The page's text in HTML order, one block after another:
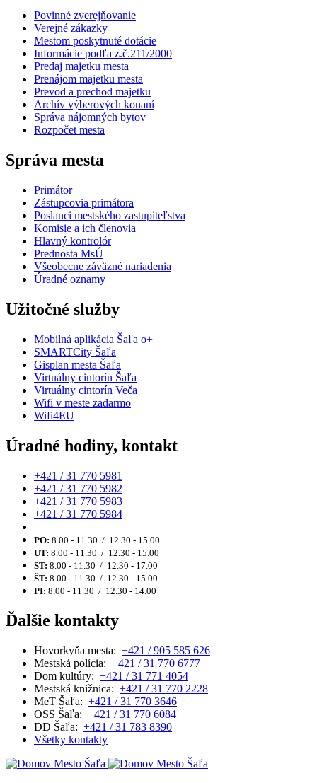
Povinné zverejňovanie
Verejné zákazky
Mestom poskytnuté dotácie
Informácie podľa z.č.211/2000
Predaj majetku mesta
Prenájom majetku mesta
Prevod a prechod majetku
Archív výberových konaní
Správa nájomných bytov
Rozpočet mesta
Správa mesta
Primátor
Zástupcovia primátora
Poslanci mestského zastupiteľstva
Komisie a ich členovia
Hlavný kontrolór
Prednosta MsÚ
Všeobecne záväzné nariadenia
Úradné oznamy
Užitočné služby
Mobilná aplikácia Šaľa o+
SMARTCity Šaľa
Gisplan mesta Šaľa
Virtuálny cintorín Šaľa
Virtuálny cintorín Veča
Wifi v meste zadarmo
Wifi4EU
Úradné hodiny, kontakt
+421 / 31 770 5981
+421 / 31 770 5982
+421 / 31 770 5983
+421 / 31 770 5984
PO: 8.00 - 11.30 / 12.30 - 15.00
UT: 8.00 - 11.30 / 12.30 - 15.00
ST: 8.00 - 11.30 / 12.30 - 17.00
ŠT: 8.00 - 11.30 / 12.30 - 15.00
PI: 8.00 - 11.30 / 12.30 - 14.00
Ďalšie kontakty
Hovorkyňa mesta: +421 / 905 585 626
Mestská polícia: +421 / 31 770 6777
Dom kultúry: +421 / 31 771 4054
Mestská knižnica: +421 / 31 770 2228
MeT Šaľa: +421 / 31 770 3646
OSS Šaľa: +421 / 31 770 6084
DD Šaľa: +421 / 31 783 8390
Všetky kontakty